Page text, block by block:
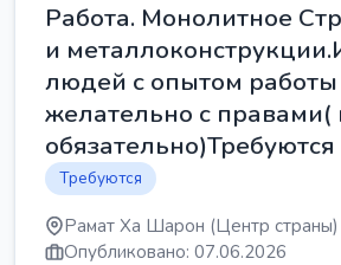
Работа. Монолитное
и
людей с опытом
желательно с правами(
Требуются
Рамат Ха Шарон (Центр страны)
Опубликовано: 07.06.2026